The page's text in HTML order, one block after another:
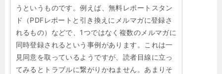
うというものです。例えば、無料レポートスタン
ド（PDFレポートと引き換えにメルマガに登録さ
れるもの）などで、 1つではなく複数のメルマガに
同時登録されるという事例があります。これは一
見同意を取っているようですが、読者目線に立っ
てみるとトラブルに繋がりかねません。あまりそ